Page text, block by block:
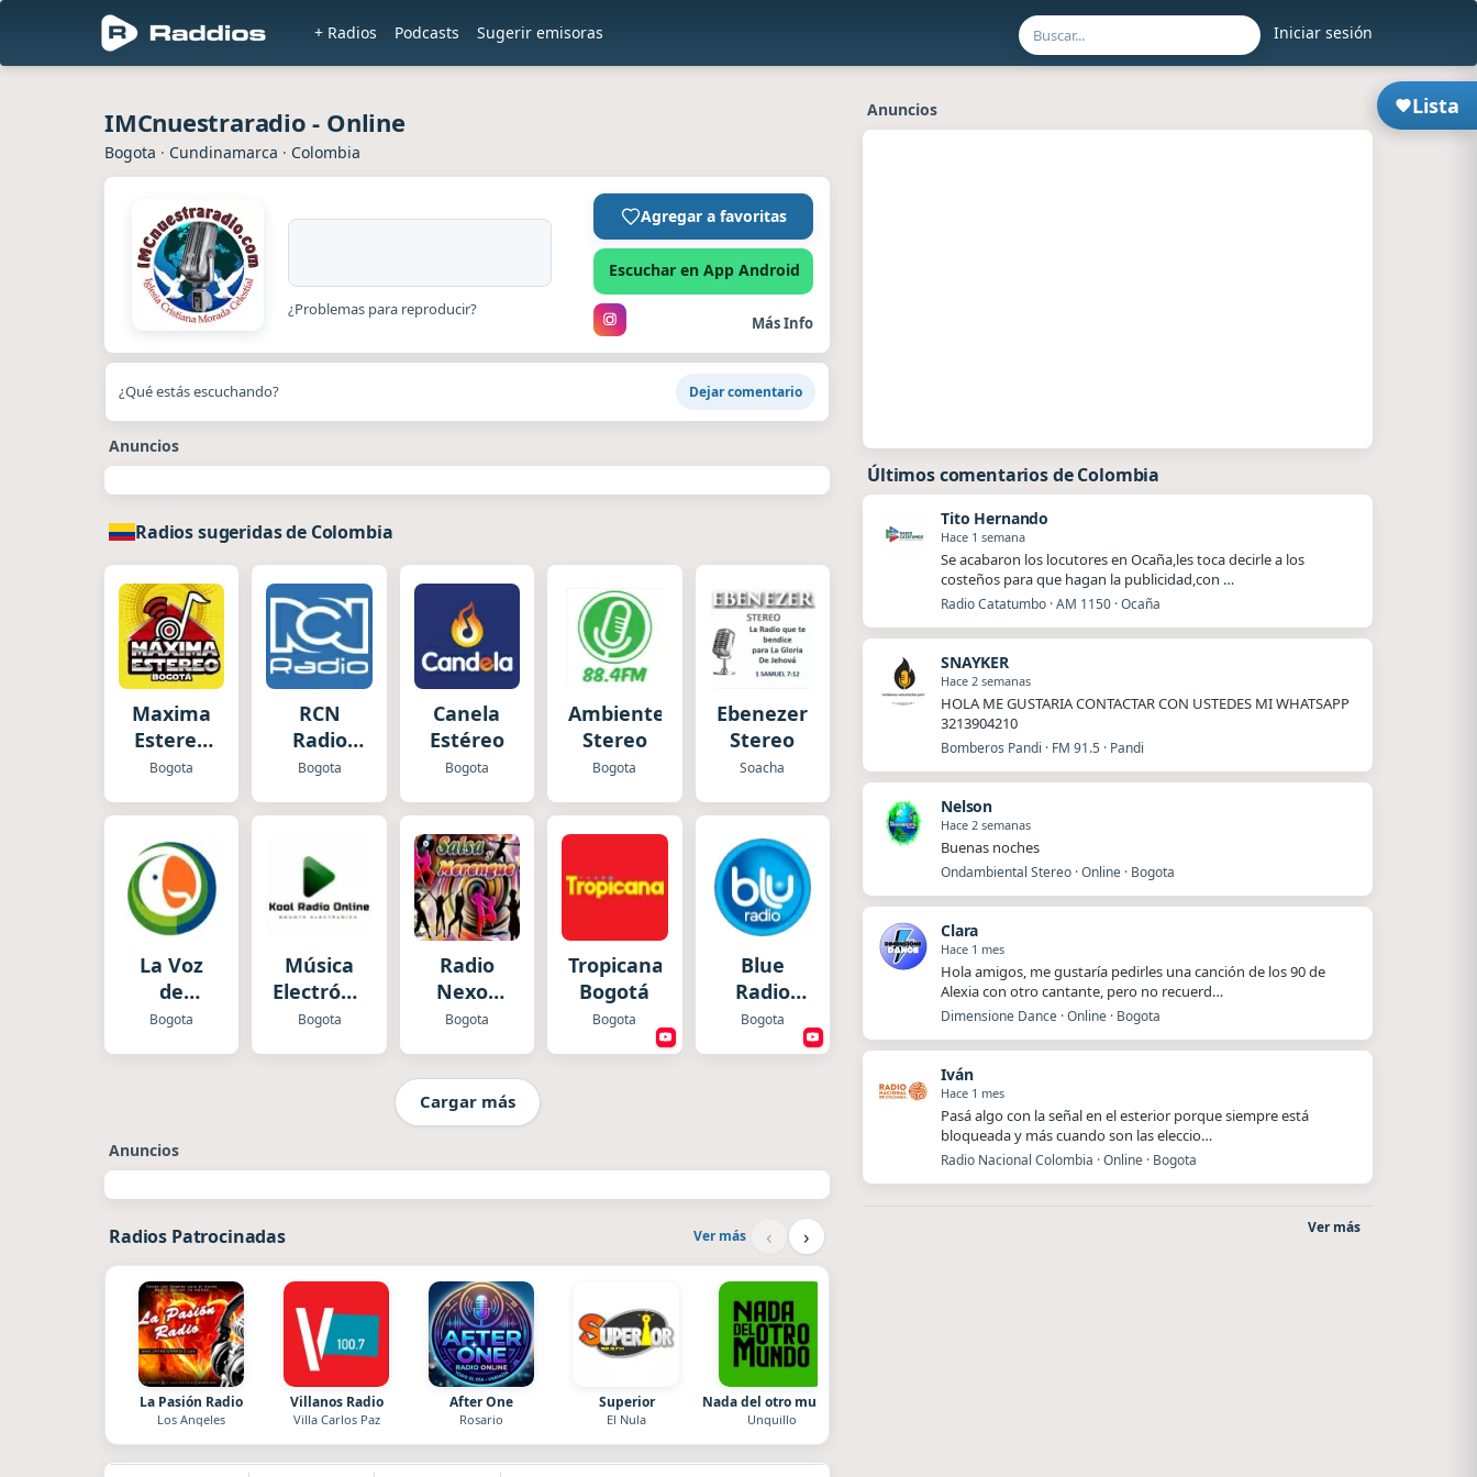
Iniciar sesión
+ Radios Podcasts Sugerir emisoras
Lista
IMCnuestraradio - Online
Bogota · Cundinamarca · Colombia
¿Problemas para reproducir?
Agregar a favoritas
Escuchar en App Android
Más Info
¿Qué estás escuchando? Dejar comentario
Anuncios
Radios sugeridas de Colombia
Maxima
Estereo
Bogotá
Bogota
RCN
Radio
Bogotá
Bogota
Canela
Estéreo
Bogota
Ambiente
Stereo
Bogota
Ebenezer
Stereo
Soacha
La Voz
de
Bogotá
Bogota
Música
Electrónica
2025
Bogota
Radio
Nexos
Salsa y
Bogota
Tropicana
Bogotá
Bogota
Blue
Radio
Colombia
Bogota
Cargar más
Anuncios
Radios Patrocinadas Ver más ‹ ›
La Pasión Radio
Los Angeles
Villanos Radio
Villa Carlos Paz
After One
Rosario
Superior
El Nula
Nada del otro mundo
Unquillo
Anuncios
Últimos comentarios de Colombia
Tito Hernando
Hace 1 semana
Se acabaron los locutores en Ocaña,les toca decirle a los
costeños para que hagan la publicidad,con …
Radio Catatumbo · AM 1150 · Ocaña
SNAYKER
Hace 2 semanas
HOLA ME GUSTARIA CONTACTAR CON USTEDES MI WHATSAPP
3213904210
Bomberos Pandi · FM 91.5 · Pandi
Nelson
Hace 2 semanas
Buenas noches
Ondambiental Stereo · Online · Bogota
Clara
Hace 1 mes
Hola amigos, me gustaría pedirles una canción de los 90 de
Alexia con otro cantante, pero no recuerd…
Dimensione Dance · Online · Bogota
Iván
Hace 1 mes
Pasá algo con la señal en el esterior porque siempre está
bloqueada y más cuando son las eleccio…
Radio Nacional Colombia · Online · Bogota
Ver más